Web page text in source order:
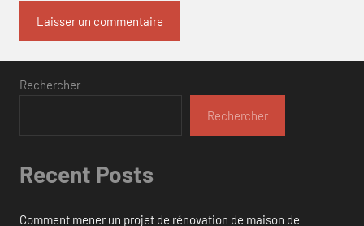
Rechercher
Rechercher
Recent Posts
Comment mener un projet de rénovation de maison de